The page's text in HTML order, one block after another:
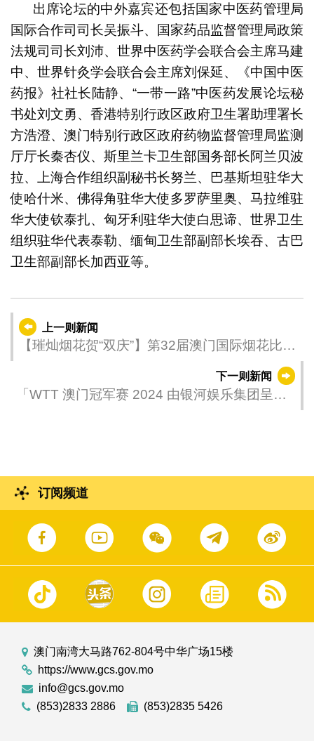
出席论坛的中外嘉宾还包括国家中医药管理局
国际合作司司长吴振斗、国家药品监督管理局政策
法规司司长刘沛、世界中医药学会联合会主席马建
中、世界针灸学会联合会主席刘保延、《中国中医
药报》社社长陆静、“一带一路”中医药发展论坛秘
书处刘文勇、香港特别行政区政府卫生署助理署长
方浩澄、澳门特别行政区政府药物监督管理局监测
厅厅长秦杏仪、斯里兰卡卫生部国务部长阿兰贝波
拉、上海合作组织副秘书长努兰、巴基斯坦驻华大
使哈什米、佛得角驻华大使多罗萨里奥、马拉维驻
华大使钦泰扎、匈牙利驻华大使白思谛、世界卫生
组织驻华代表泰勒、缅甸卫生部副部长埃吞、古巴
卫生部副部长加西亚等。
上一则新闻
【璀灿烟花贺“双庆”】第32届澳门国际烟花比赛
下一则新闻
「WTT 澳门冠军赛 2024 由银河娱乐集团呈
订阅频道
澳门南湾大马路762-804号中华广场15楼
https://www.gcs.gov.mo
info@gcs.gov.mo
(853)2833 2886
(853)2835 5426